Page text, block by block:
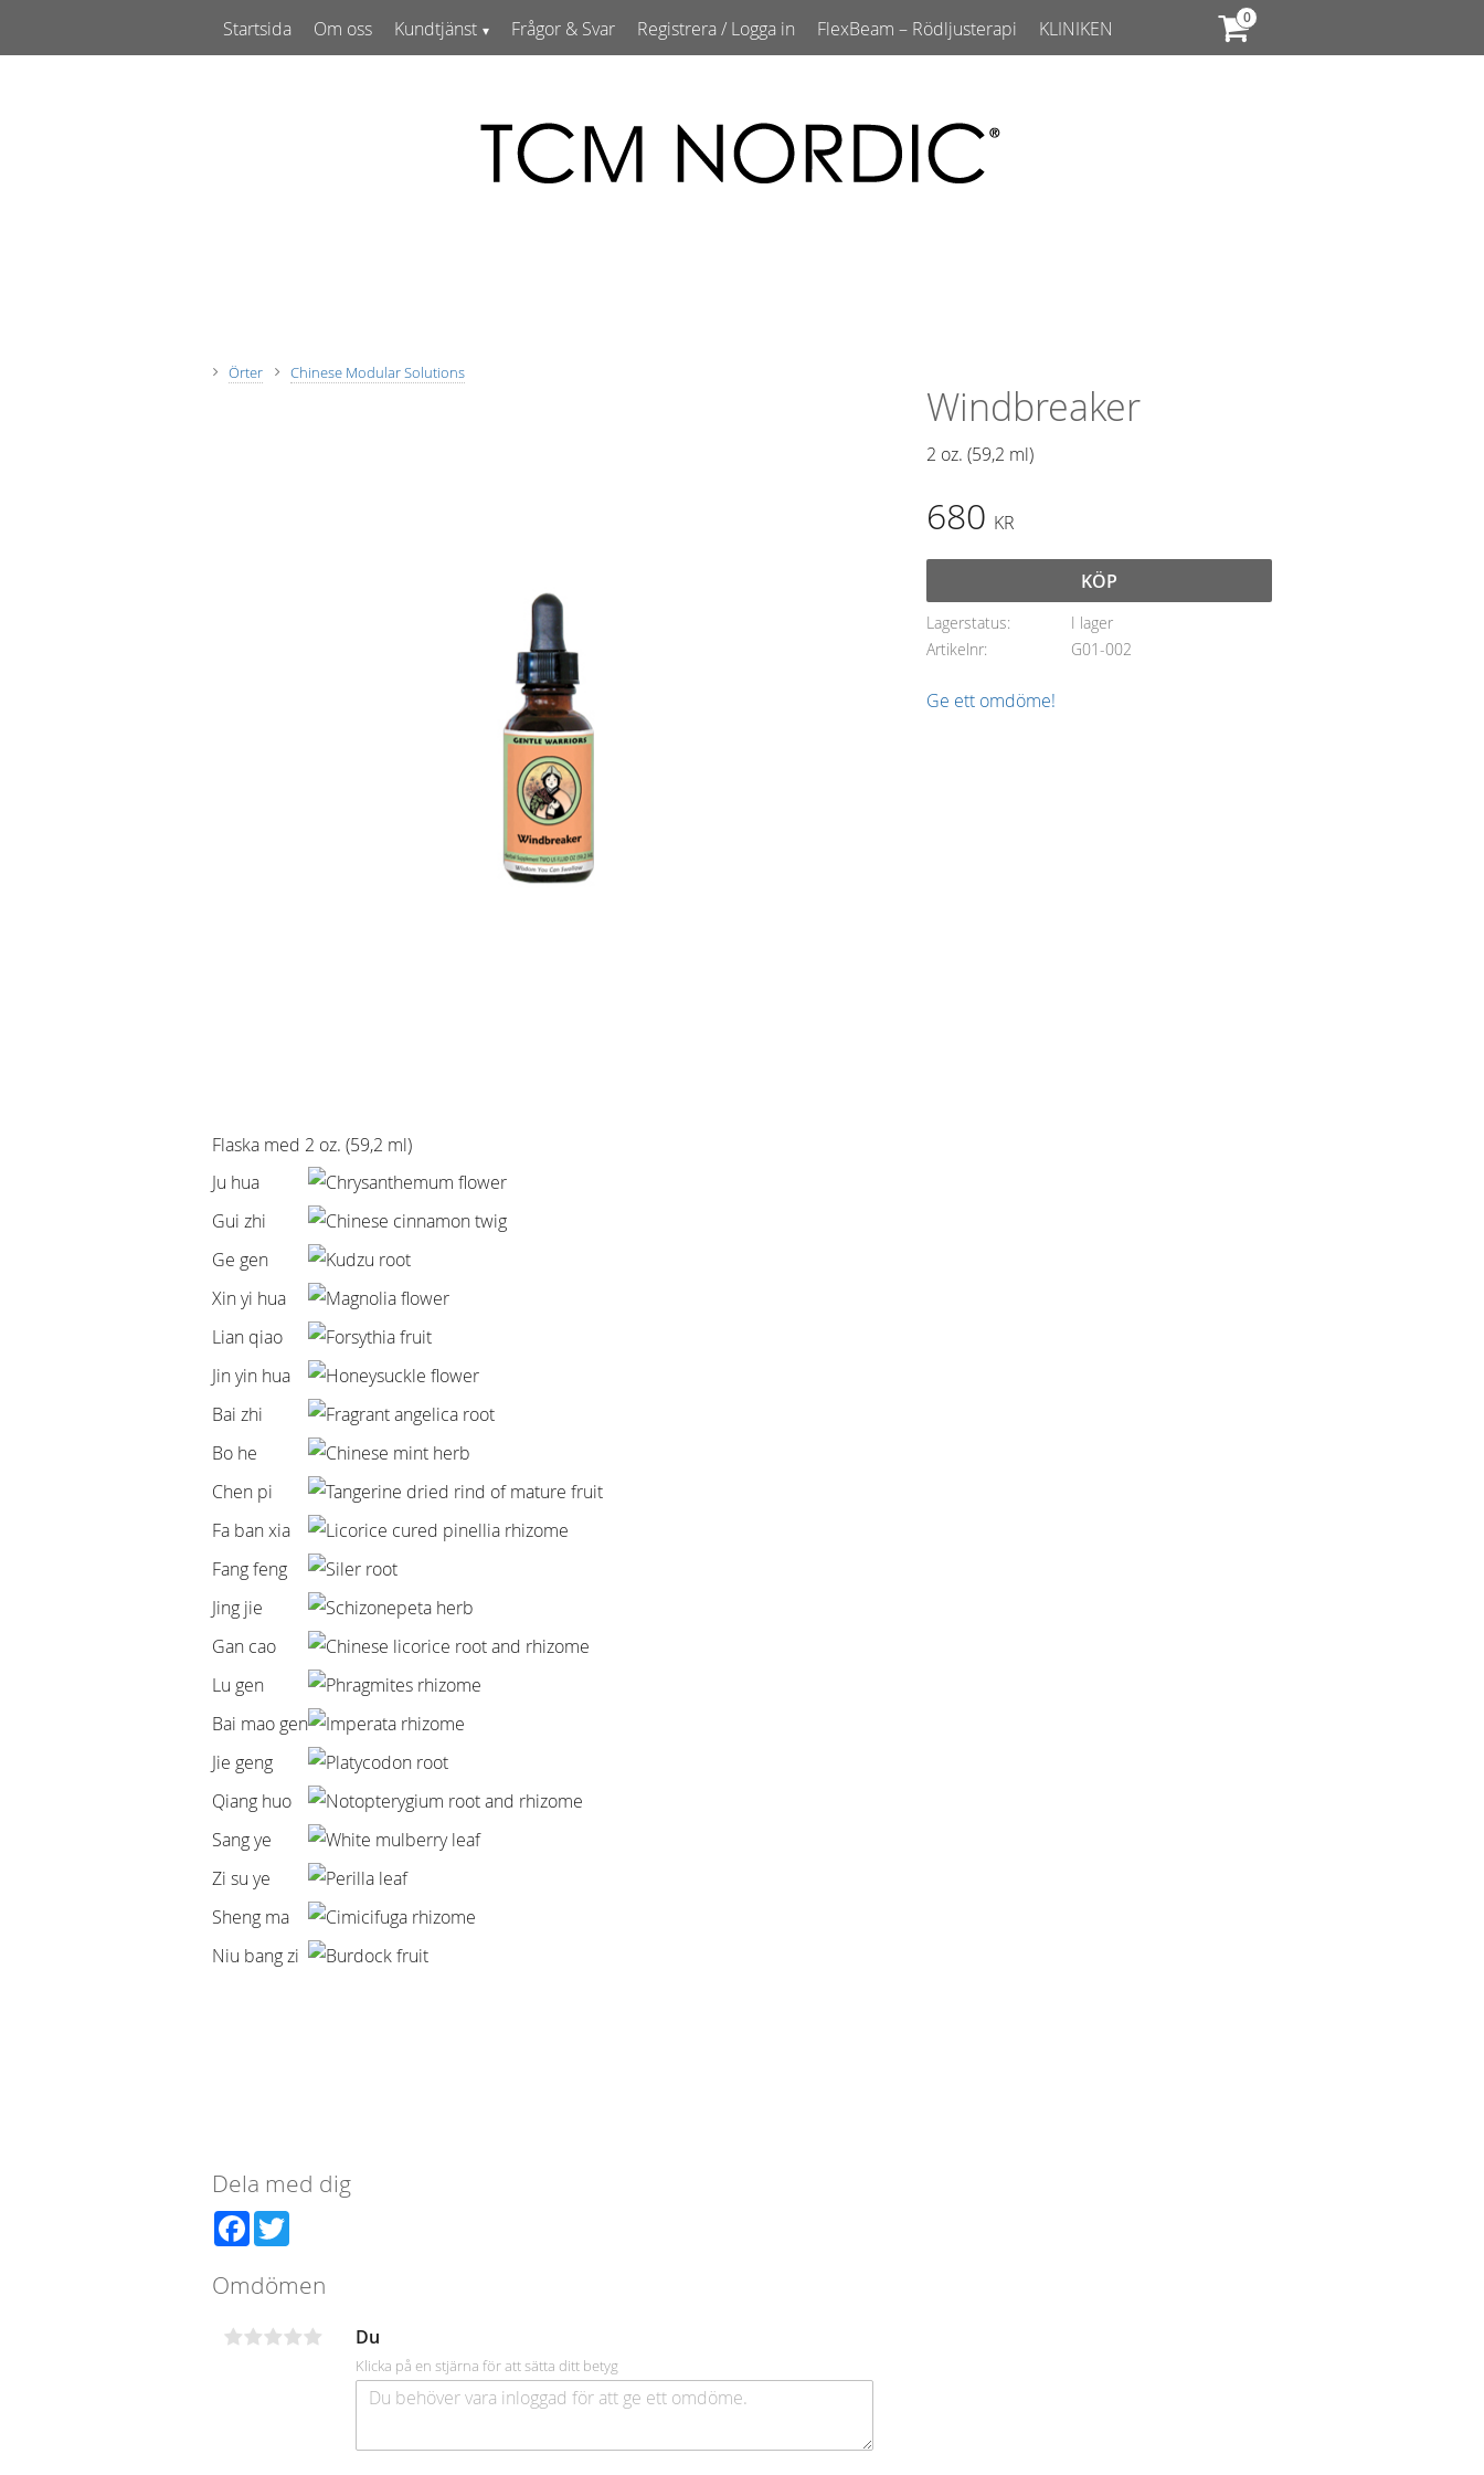
Startsida Om oss Kundtjänst Frågor & Svar Registrera / Logga in FlexBeam – Rödljusterapi KLINIKEN
Örter Chinese Modular Solutions
Windbreaker
2 oz. (59,2 ml)​
680 KR
KÖP
Lagerstatus
I lager
Artikelnr
G01-002
Ge ett omdöme!
Flaska med 2 oz. (59,2 ml)
Ju hua
Chrysanthemum flower
Gui zhi
Chinese cinnamon twig
Ge gen
Kudzu root
Xin yi hua
Magnolia flower
Lian qiao
Forsythia fruit
Jin yin hua
Honeysuckle flower
Bai zhi
Fragrant angelica root
Bo he
Chinese mint herb
Chen pi
Tangerine dried rind of mature fruit
Fa ban xia
Licorice cured pinellia rhizome
Fang feng
Siler root
Jing jie
Schizonepeta herb
Gan cao
Chinese licorice root and rhizome
Lu gen
Phragmites rhizome
Bai mao gen
Imperata rhizome
Jie geng
Platycodon root
Qiang huo
Notopterygium root and rhizome
Sang ye
White mulberry leaf
Zi su ye
Perilla leaf
Sheng ma
Cimicifuga rhizome
Niu bang zi
Burdock fruit
Dela med dig
Facebook
Omdömen
Du
Klicka på en stjärna för att sätta ditt betyg